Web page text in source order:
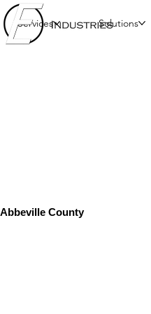
Services Solutions
Abbeville County